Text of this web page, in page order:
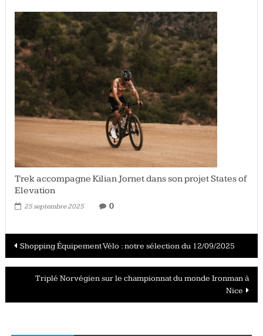
Trek accompagne Kilian Jornet dans son projet States of
Elevation
25 septembre 2025 0
Navigation
des
articles
Shopping Équipement Vélo : notre sélection du 12/09/2025
Triplé Norvégien sur le championnat du monde Ironman à
Nice